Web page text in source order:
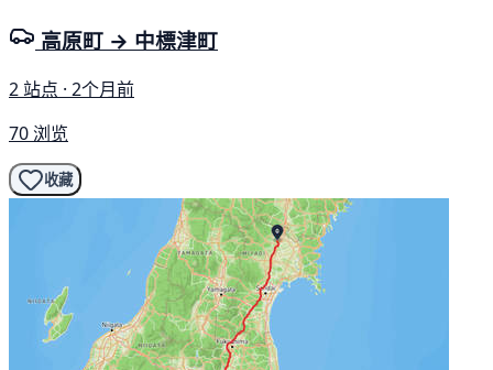
高原町 → 中標津町
2 站点 · 2个月前
70 浏览
收藏